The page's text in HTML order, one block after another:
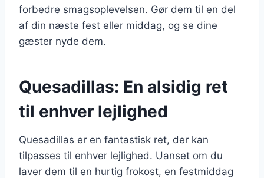
forbedre smagsoplevelsen. Gør dem til en del
af din næste fest eller middag, og se dine
gæster nyde dem.
Quesadillas: En alsidig ret
til enhver lejlighed
Quesadillas er en fantastisk ret, der kan
tilpasses til enhver lejlighed. Uanset om du
laver dem til en hurtig frokost, en festmiddag